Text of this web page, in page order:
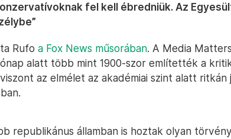
fel kell ébredniük. Az
Rufo a Fox News műsorában. A Media
alatt több mint 1900-szor említették a
viszont az elmélet az akadémiai szint alatt ritkán
republikánus államban is hoztak olyan